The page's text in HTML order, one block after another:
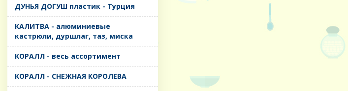
ДУНЬЯ ДОГУШ пластик - Турция
КАЛИТВА - алюминиевые
кастрюли, дуршлаг, таз, миска
КОРАЛЛ - весь ассортимент
КОРАЛЛ - СНЕЖНАЯ КОРОЛЕВА